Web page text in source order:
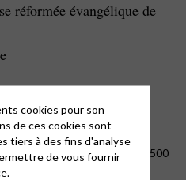
réformée évangélique de
24 rue Sergent Vigné,
31500
cookies pour son
de ces cookies sont
tiers à des fins d'analyse
de vous fournir